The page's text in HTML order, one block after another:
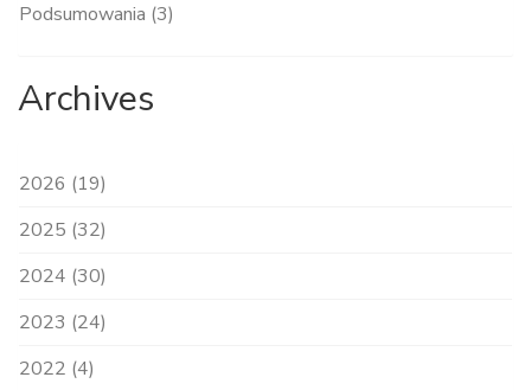
Podsumowania (3)
Archives
2026 (19)
2025 (32)
2024 (30)
2023 (24)
2022 (4)